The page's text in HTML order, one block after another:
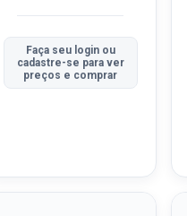
Faça seu login ou
cadastre-se para ver
preços e comprar